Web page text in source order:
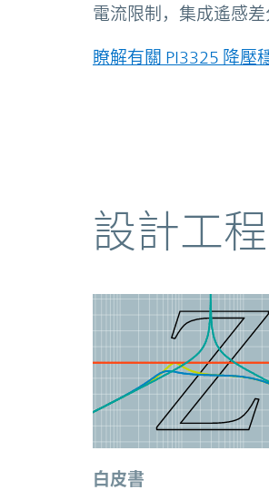
電流限制，集成遙感
瞭解有關 PI3325 降壓
設計工
白皮書